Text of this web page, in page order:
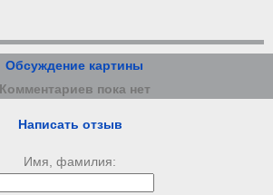
Обсуждение картины
Комментариев пока нет
Написать отзыв
Имя, фамилия: